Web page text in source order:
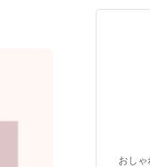
おし